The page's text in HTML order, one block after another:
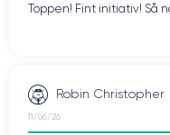
Toppen! Fint initiativ! Så
Robin Christopher
11/06/26